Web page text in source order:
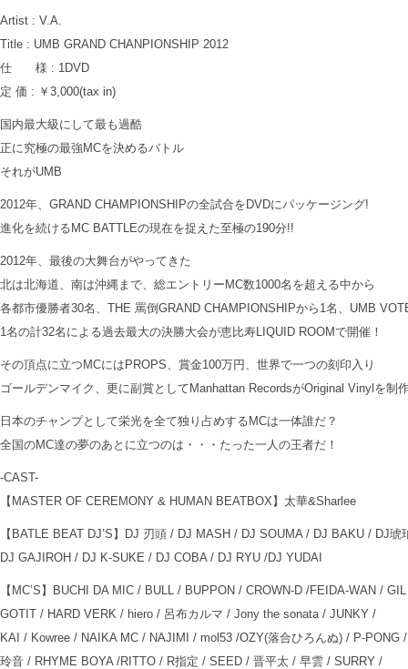
Artist : V.A.
Title : UMB GRAND CHANPIONSHIP 2012
仕 様 : 1DVD
定 価 : ￥3,000(tax in)
国内最大級にして最も過酷
正に究極の最強MCを決めるバトル
それがUMB
2012年、GRAND CHAMPIONSHIPの全試合をDVDにパッケージング!
進化を続けるMC BATTLEの現在を捉えた至極の190分!!
2012年、最後の大舞台がやってきた
北は北海道、南は沖縄まで、総エントリーMC数1000名を超える中から
各都市優勝者30名、THE 罵倒GRAND CHAMPIONSHIPから1名、UMB
1名の計32名による過去最大の決勝大会が恵比寿LIQUID ROOMで開催！
その頂点に立つMCにはPROPS、賞金100万円、世界で一つの刻印入り
ゴールデンマイク、更に副賞としてManhattan RecordsがOriginal Vinylを制
日本のチャンプとして栄光を全て独り占めするMCは一体誰だ？
全国のMC達の夢のあとに立つのは・・・たった一人の王者だ！
-CAST-
【MASTER OF CEREMONY & HUMAN BEATBOX】太華&Sharlee
【BATLE BEAT DJ’S】DJ 刃頭 / DJ MASH / DJ SOUMA / DJ BAKU / DJ琥
DJ GAJIROH / DJ K-SUKE / DJ COBA / DJ RYU /DJ YUDAI
【MC’S】BUCHI DA MIC / BULL / BUPPON / CROWN-D /FEIDA-WAN /
GOTIT / HARD VERK / hiero / 呂布カルマ / Jony the sonata / JUNKY /
KAI / Kowree / NAIKA MC / NAJIMI / mol53 /OZY(落合ひろんぬ) / P-PONG /
玲音 / RHYME BOYA /RITTO / R指定 / SEED / 晋平太 / 早雲 / SURRY /